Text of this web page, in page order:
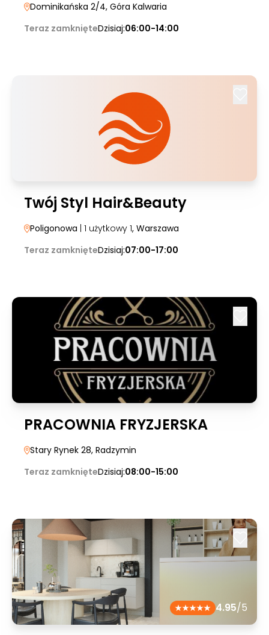
Dominikańska 2/4, Góra Kalwaria
Teraz zamknięteDzisiaj:06:00-14:00
Twój Styl Hair&Beauty
Poligonowa | 1 użytkowy 1, Warszawa
Teraz zamknięteDzisiaj:07:00-17:00
PRACOWNIA FRYZJERSKA
Stary Rynek 28, Radzymin
Teraz zamknięteDzisiaj:08:00-15:00
4.95/5